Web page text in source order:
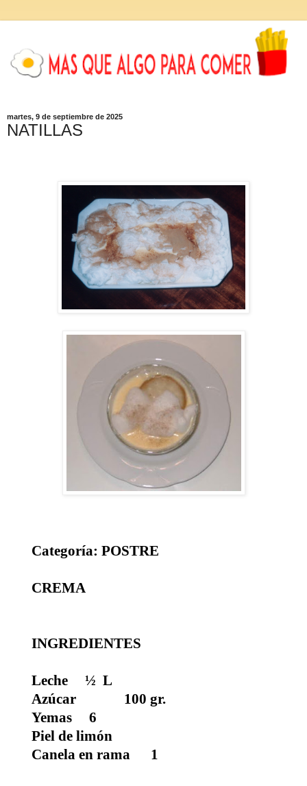
martes, 9 de septiembre de 2025
NATILLAS
Categoría: POSTRE
CREMA
INGREDIENTES
Leche ½ L
Azúcar 100 gr.
Yemas 6
Piel de limón
Canela en rama 1